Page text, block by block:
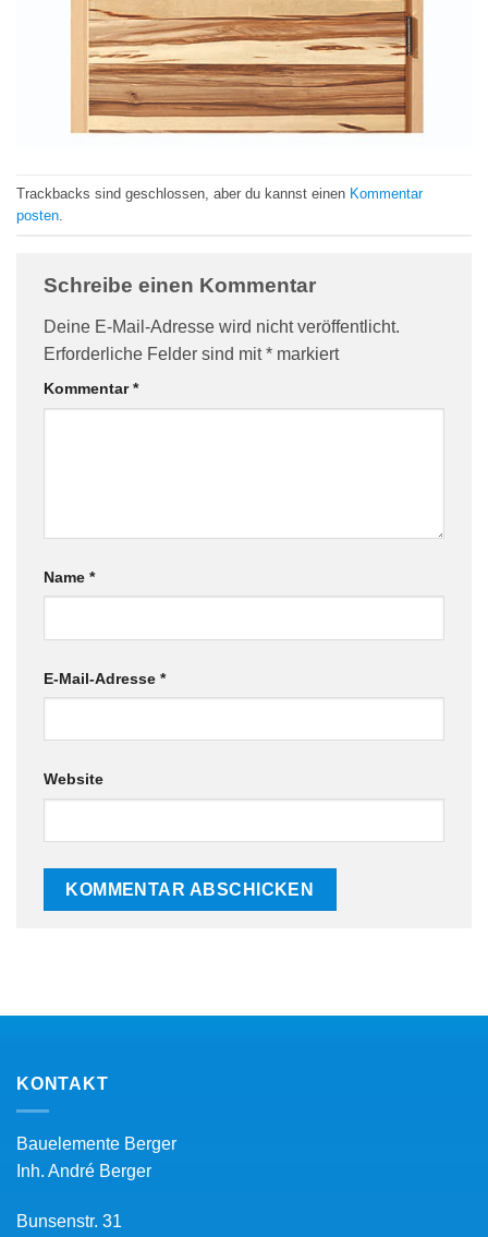
Trackbacks sind geschlossen, aber du kannst einen Kommentar
posten
Schreibe einen Kommentar
Deine E-Mail-Adresse wird nicht veröffentlicht.
Erforderliche Felder sind mit* markiert
Kommentar*
Name *
E-Mail-Adresse *
Website
KONTAKT
Bauelemente Berger
Inh. André Berger
Bunsenstr. 31